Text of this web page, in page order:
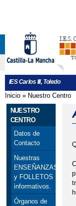
IES Carlos III, Toledo
Se
Inicio » Nuestro Centro
NUESTRO
CENTRO
Datos de
Contacto
Nuestras
ENSEÑANZAS
y FOLLETOS
informativos.
Órganos de